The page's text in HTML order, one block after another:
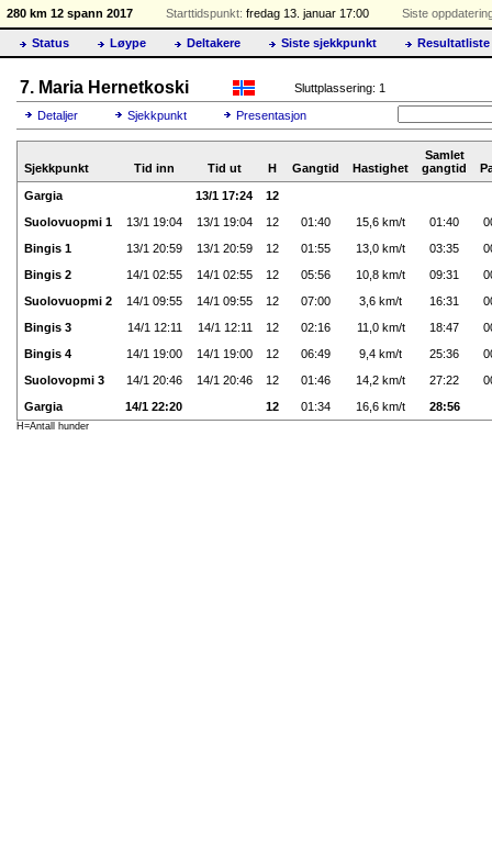
280 km 12 spann 2017 Starttidspunkt: fredag 13. januar 17:00 Siste
Status Løype Deltakere Siste sjekkpunkt Resultatliste
7. Maria Hernetkoski Sluttplassering: 1
Detaljer Sjekkpunkt Presentasjon
Sjekkpunkt Tid inn Tid ut H Gangtid Hastighet
Samlet
gangtid
Gargia 13/1 17:24
12
Suolovuopmi 1
13/1 19:04 13/1 19:04 12 01:40 15,6 km/t 01:40
Bingis 1
13/1 20:59 13/1 20:59 12 01:55 13,0 km/t 03:35
Bingis 2
14/1 02:55 14/1 02:55 12 05:56 10,8 km/t 09:31
Suolovuopmi 2
14/1 09:55 14/1 09:55 12 07:00 3,6 km/t 16:31
Bingis 3
14/1 12:11 14/1 12:11 12 02:16 11,0 km/t 18:47
Bingis 4
14/1 19:00 14/1 19:00 12 06:49 9,4 km/t 25:36
Suolovopmi 3
14/1 20:46 14/1 20:46 12 01:46 14,2 km/t 27:22
Gargia
14/1 22:20 12 01:34 16,6 km/t 28:56
H=Antall hunder